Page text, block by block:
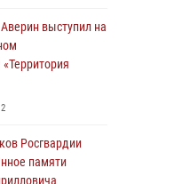
охраны
Республике
в Ижевске
выступил на
2
Росгвардии
памяти